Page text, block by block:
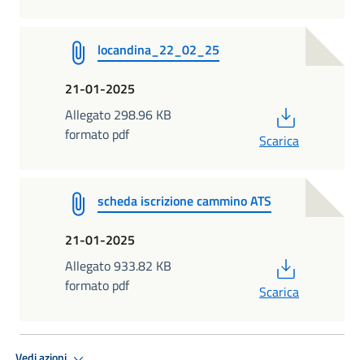
locandina_22_02_25
21-01-2025
Allegato 298.96 KB
formato pdf
Scarica
scheda iscrizione cammino ATS
21-01-2025
Allegato 933.82 KB
formato pdf
Scarica